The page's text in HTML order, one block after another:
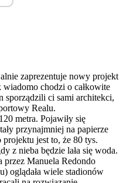
zaprezentuje nowy projekt
chodzi o całkowite
sporządzili ci sami architekci,
Realu.
metra. Pojawiły się
przynajmniej na papierze
jest to, że 80 tys.
z nieba będzie lała się woda.
przez Manuela Redondo
oglądała wiele stadionów